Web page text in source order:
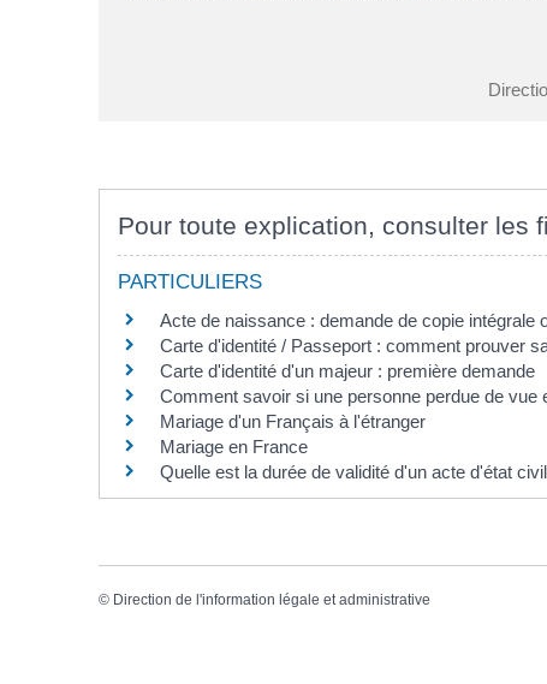
Pour toute explication, consulter les
PARTICULIERS
Acte de naissance : demande de copie intégrale
Carte d'identité / Passeport : comment prouver
Carte d'identité d'un majeur : première demande
Comment savoir si une personne perdue de vue
Mariage d'un Français à l'étranger
Mariage en France
Quelle est la durée de validité d'un acte d'état
© Direction de l'information légale et administrative